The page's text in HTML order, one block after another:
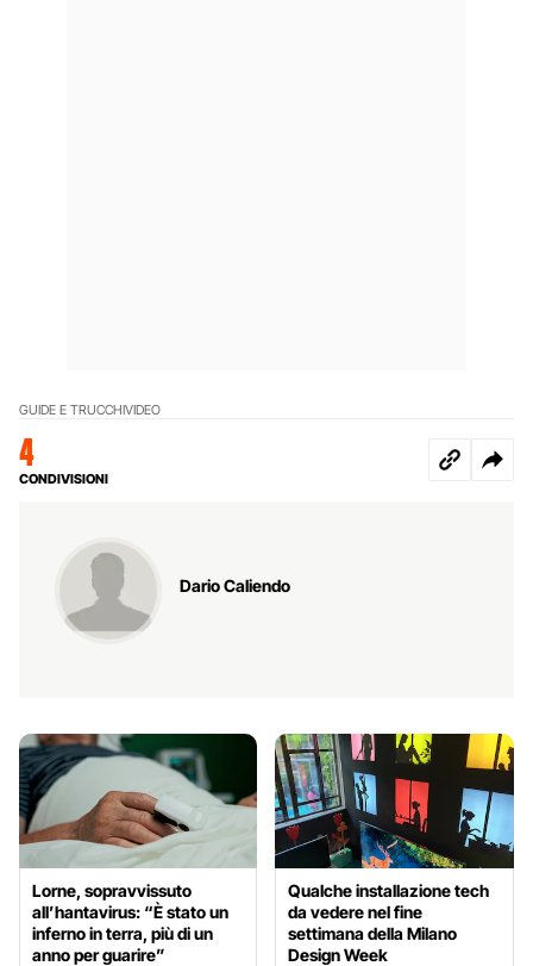
GUIDE E TRUCCHIVIDEO
4
CONDIVISIONI
Dario Caliendo
Lorne, sopravvissuto
all’hantavirus: “È stato un
inferno in terra, più di un
anno per guarire”
Qualche installazione tech
da vedere nel fine
settimana della Milano
Design Week